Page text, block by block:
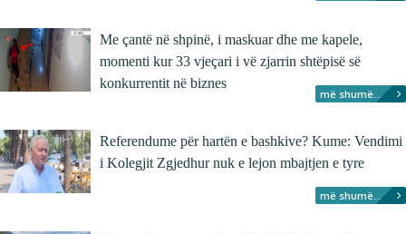
Me çantë në shpinë, i maskuar dhe me kapele,
momenti kur 33 vjeçari i vë zjarrin shtëpisë së
konkurrentit në biznes
më shumë...
Referendume për hartën e bashkive? Kume: Vendimi
i Kolegjit Zgjedhur nuk e lejon mbajtjen e tyre
më shumë...